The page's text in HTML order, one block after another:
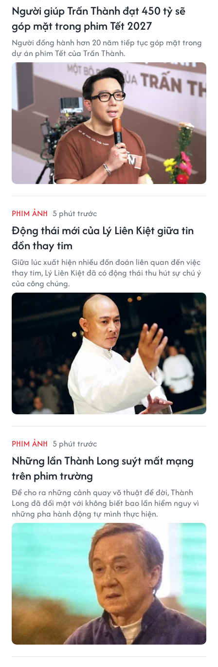
Người giúp Trấn Thành đạt 450 tỷ sẽ
góp mặt trong phim Tết 2027
Người đồng hành hơn 20 năm tiếp tục góp mặt trong
dự án phim Tết của Trấn Thành.
PHIM ẢNH 5 phút trước
Động thái mới của Lý Liên Kiệt giữa tin
đồn thay tim
Giữa lúc xuất hiện nhiều đồn đoán liên quan đến việc
thay tim, Lý Liên Kiệt đã có động thái thu hút sự chú ý
của công chúng.
PHIM ẢNH 5 phút trước
Những lần Thành Long suýt mất mạng
trên phim trường
Để cho ra những cảnh quay võ thuật để đời, Thành
Long đã đối mặt với không biết bao lần hiểm nguy vì
những pha hành động tự mình thực hiện.